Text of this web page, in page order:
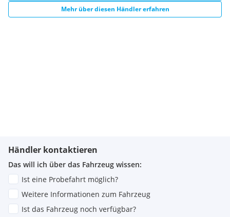
Mehr über diesen Händler erfahren
Händler kontaktieren
Das will ich über das Fahrzeug wissen:
Ist eine Probefahrt möglich?
Weitere Informationen zum Fahrzeug
Ist das Fahrzeug noch verfügbar?